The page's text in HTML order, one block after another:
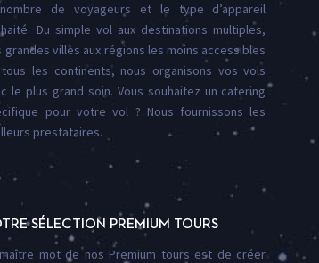
de voyageurs et le type d’appareil
Du simple vol aux destinations multiples,
grandes villes aux régions les moins accessibles
les continents, nous organisons vos vols
le plus grand soin. Vous souhaitez un catering
pour votre vol ? Nous fournissons les
prestataires.
SÉLECTION PREMIUM TOURS
mot de nos Premium tours est de créer